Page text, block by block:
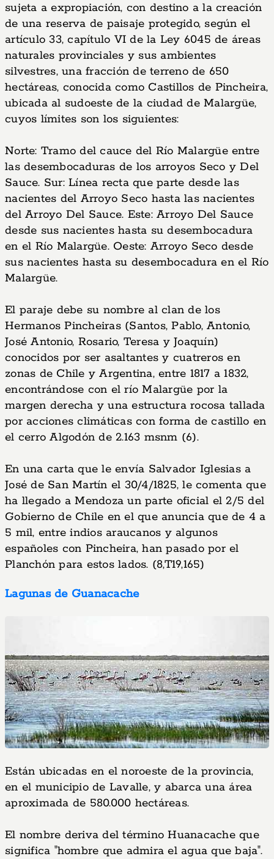
sujeta a expropiación, con destino a la creación
de una reserva de paisaje protegido, según el
artículo 33, capítulo VI de la Ley 6045 de áreas
naturales provinciales y sus ambientes
silvestres, una fracción de terreno de 650
hectáreas, conocida como Castillos de Pincheira,
ubicada al sudoeste de la ciudad de Malargüe,
cuyos límites son los siguientes:
Norte: Tramo del cauce del Río Malargüe entre
las desembocaduras de los arroyos Seco y Del
Sauce. Sur: Línea recta que parte desde las
nacientes del Arroyo Seco hasta las nacientes
del Arroyo Del Sauce. Este: Arroyo Del Sauce
desde sus nacientes hasta su desembocadura
en el Río Malargüe. Oeste: Arroyo Seco desde
sus nacientes hasta su desembocadura en el Río
Malargüe.
El paraje debe su nombre al clan de los
Hermanos Pincheiras (Santos, Pablo, Antonio,
José Antonio, Rosario, Teresa y Joaquín)
conocidos por ser asaltantes y cuatreros en
zonas de Chile y Argentina, entre 1817 a 1832,
encontrándose con el río Malargüe por la
margen derecha y una estructura rocosa tallada
por acciones climáticas con forma de castillo en
el cerro Algodón de 2.163 msnm (6).
En una carta que le envía Salvador Iglesias a
José de San Martín el 30/4/1825, le comenta que
ha llegado a Mendoza un parte oficial el 2/5 del
Gobierno de Chile en el que anuncia que de 4 a
5 mil, entre indios araucanos y algunos
españoles con Pincheira, han pasado por el
Planchón para estos lados. (8,T19,165)
Lagunas de Guanacache
Están ubicadas en el noroeste de la provincia,
en el municipio de Lavalle, y abarca una área
aproximada de 580.000 hectáreas.
El nombre deriva del término Huanacache que
significa "hombre que admira el agua que baja".